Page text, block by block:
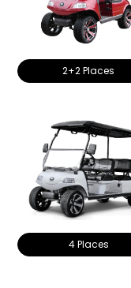
2+2 Places
4 Places